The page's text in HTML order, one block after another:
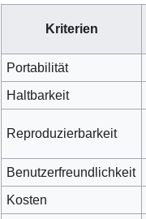
Kriterien
Portabilität
Haltbarkeit
Reproduzierbarkeit
Benutzerfreundlichkeit
Kosten